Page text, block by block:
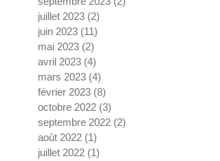
juillet 2023 (2)
juin 2023 (11)
mai 2023 (2)
avril 2023 (4)
mars 2023 (4)
février 2023 (8)
octobre 2022 (3)
septembre 2022 (2)
août 2022 (1)
juillet 2022 (1)